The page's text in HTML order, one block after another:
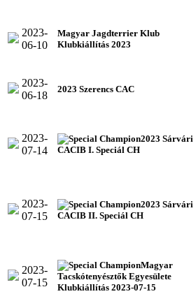
2023-
06-10
Magyar Jagdterrier Klub
Klubkiállítás 2023
2023-
06-18
2023 Szerencs CAC
2023-
07-14
2023 Sárvári
CACIB I. Speciál CH
2023-
07-15
2023 Sárvári
CACIB II. Speciál CH
2023-
07-15
Magyar
Tacskótenyésztők Egyesülete
Klubkiállítás 2023-07-15